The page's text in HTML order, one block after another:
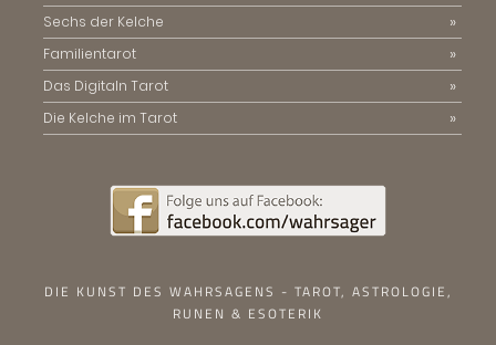
Sechs der Kelche
Familientarot
Das Digitaln Tarot
Die Kelche im Tarot
DIE KUNST DES WAHRSAGENS - TAROT, ASTROLOGIE,
RUNEN & ESOTERIK